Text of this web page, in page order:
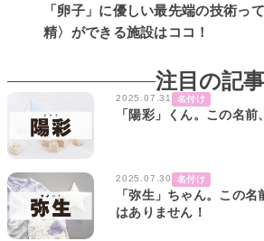
「卵子」に優しい最先端の技術っ
精〉ができる施設はココ！
注目の記事
2025.07.31 名付け
「陽彩」くん。この名前
2025.07.30 名付け
「弥生」ちゃん。この
はありません！